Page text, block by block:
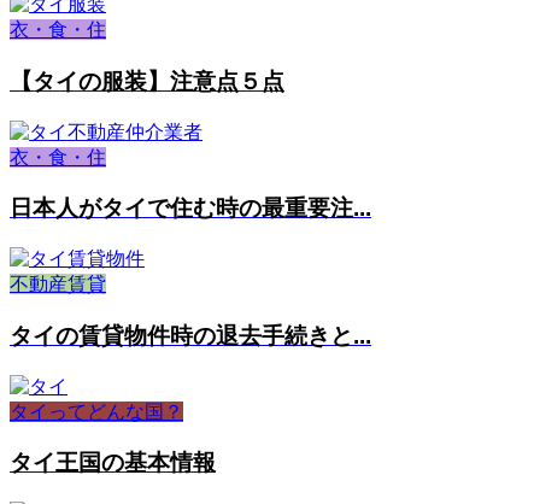
衣・食・住
【タイの服装】注意点５点
衣・食・住
日本人がタイで住む時の最重要注...
不動産賃貸
タイの賃貸物件時の退去手続きと...
タイってどんな国？
タイ王国の基本情報